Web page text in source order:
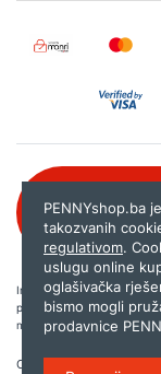
080
Internet trgovina
podatke. Ako na našoj
molimo vas da nam to
Copyright © 2026.
PENNYshop.ba
takozvanih
regulativom.
uslugu online
oglašivačka
bismo mogli
prodavnice